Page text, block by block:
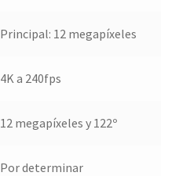
Principal: 12 megapíxeles
4K a 240fps
12 megapíxeles y 122º
Por determinar